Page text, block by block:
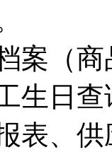
案（
生日
表、